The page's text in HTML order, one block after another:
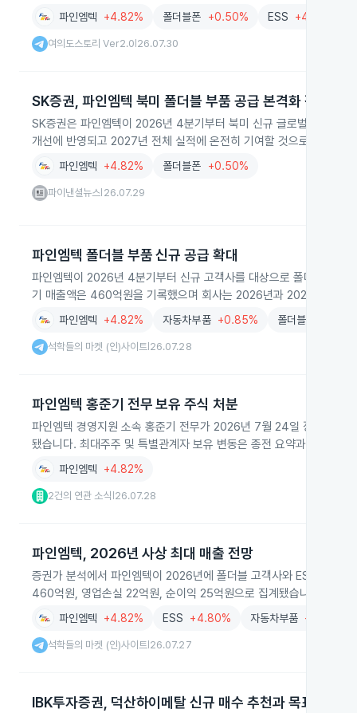
파인엠텍 +4.82% 폴더블폰 +0.50% ESS +4.80%
여의도스토리 Ver2.0 26.07.30
SK증권, 파인엠텍 북미 폴더블 부품 공급 본격화 전망
SK증권은 파인엠텍이 2026년 4분기부터 북미 신규 글로벌 고객사
개선에 반영되고 2027년 전체 실적에 온전히 기여할 것으로 전망했습
파인엠텍 +4.82% 폴더블폰 +0.50%
파이낸셜뉴스 26.07.29
파인엠텍 폴더블 부품 신규 공급 확대
파인엠텍이 2026년 4분기부터 신규 고객사를 대상으로 폴더블 부품
기 매출액은 460억원을 기록했으며 회사는 2026년과 2027년 모두
파인엠텍 +4.82% 자동차부품 +0.85% 폴더블폰
석학들의 마켓 (인)사이트 26.07.28
파인엠텍 홍준기 전무 보유 주식 처분
파인엠텍 경영지원 소속 홍준기 전무가 2026년 7월 24일 장외매
됐습니다. 최대주주 및 특별관계자 보유 변동은 종전 요약과 동일합니
파인엠텍 +4.82%
2건의 연관 소식 26.07.28
파인엠텍, 2026년 사상 최대 매출 전망
증권가 분석에서 파인엠텍이 2026년에 폴더블 고객사와 ESS용 엔
460억원, 영업손실 22억원, 순이익 25억원으로 집계됐습니다.
파인엠텍 +4.82% ESS +4.80% 자동차부품 +0.85%
석학들의 마켓 (인)사이트 26.07.27
IBK투자증권, 덕산하이메탈 신규 매수 추천과 목표주가